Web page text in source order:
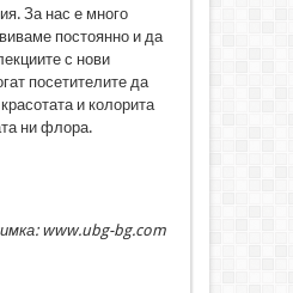
За нас е много
постоянно и да
с нови
посетителите да
и колорита
ни флора.
www.ubg-bg.com